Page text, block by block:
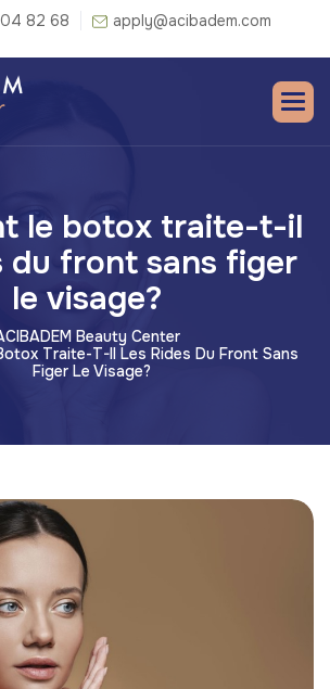
82 68 apply@acibadem.com
le botox traite-t-il
du front sans figer
le visage?
Beauty Center
Traite-T-Il Les Rides Du Front Sans
Figer Le Visage?